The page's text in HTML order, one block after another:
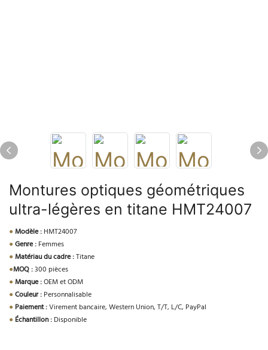
Montures optiques géométriques
ultra-légères en titane HMT24007
●Modèle : HMT24007
●Genre : Femmes
●Matériau du cadre :Titane
●MOQ :300 pièces
●Marque :OEM et ODM
●Couleur : Personnalisable
● Paiement :Virement bancaire, Western Union, T/T, L/C, PayPal
● Échantillon : Disponible